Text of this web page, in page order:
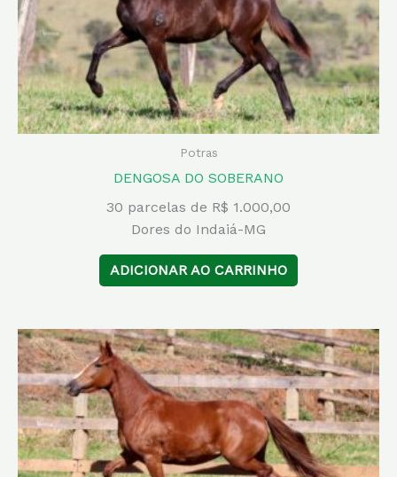
Potras
DENGOSA DO SOBERANO
30 parcelas de R$ 1.000,00
Dores do Indaiá-MG
ADICIONAR AO CARRINHO